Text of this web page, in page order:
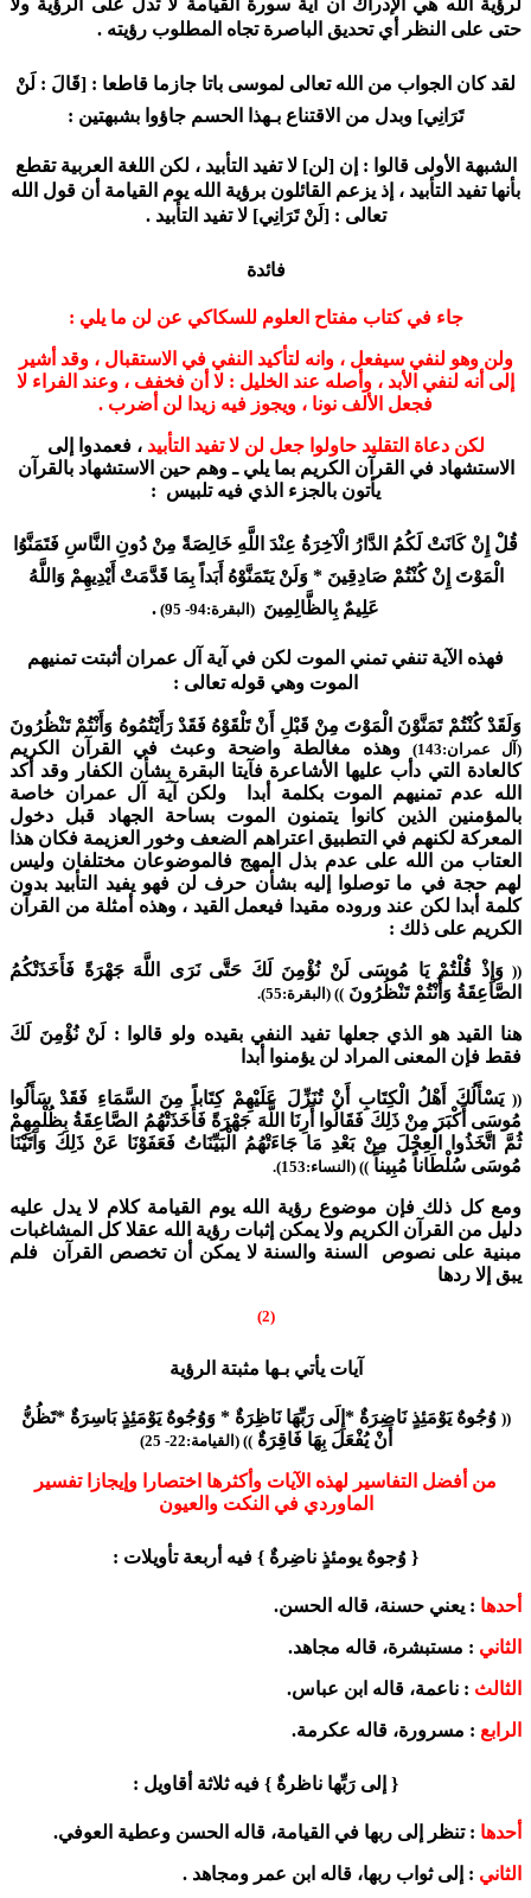
حتى على النظر أي تحديق الباصرة تجاه المطلوب رؤيته .
لقد كان الجواب من الله تعالى لموسى باتا جازما قاطعا : [قَالَ : لَنْ
تَرَانِي] وبدل من الاقتناع بـهذا الحسم جاؤوا بشبهتين :
الشبهة الأولى قالوا : إن [لن] لا تفيد التأبيد ، لكن اللغة العربية تقطع
بأنها تفيد التأبيد ، إذ يزعم القائلون برؤية الله يوم القيامة أن قول الله
تعالى : [لَنْ تَرَانِي] لا تفيد التأبيد .
فائدة
جاء في كتاب مفتاح العلوم للسكاكي عن لن ما يلي :
ولن وهو لنفي سيفعل ، وانه لتأكيد النفي في الاستقبال ، وقد أشير
إلى أنه لنفي الأبد ، وأصله عند الخليل : لا أن فخفف ، وعند الفراء لا
فجعل الألف نونا ، ويجوز فيه زيدا لن أضرب .
لكن دعاة التقليد حاولوا جعل لن لا تفيد التأبيد ، فعمدوا إلى
الاستشهاد في القرآن الكريم بما يلي ـ وهم حين الاستشهاد بالقرآن
يأتون بالجزء الذي فيه تلبيس :
قُلْ إِنْ كَانَتْ لَكُمُ الدَّارُ الْآخِرَةُ عِنْدَ اللَّهِ خَالِصَةً مِنْ دُونِ النَّاسِ فَتَمَنَّوُا
الْمَوْتَ إِنْ كُنْتُمْ صَادِقِينَ * وَلَنْ يَتَمَنَّوْهُ أَبَداً بِمَا قَدَّمَتْ أَيْدِيهِمْ وَاللَّهُ
عَلِيمٌ بِالظَّالِمِينَ (البقرة:94- 95) .
فهذه الآية تنفي تمني الموت لكن في آية آل عمران أثبتت تمنيهم
الموت وهي قوله تعالى :
وَلَقَدْ كُنْتُمْ تَمَنَّوْنَ الْمَوْتَ مِنْ قَبْلِ أَنْ تَلْقَوْهُ فَقَدْ رَأَيْتُمُوهُ وَأَنْتُمْ تَنْظُرُونَ
(آل عمران:143)
وهذه مغالطة واضحة وعبث في القرآن الكريم
كالعادة التي دأب عليها الأشاعرة فآيتا البقرة بِشأن الكفار وقد أكد
الله عدم تمنيهم الموت بكلمة أبدا ولكن آية آل عمران خاصة
بالمؤمنين الذين كانوا يتمنون الموت بساحة الجهاد قبل دخول
المعركة لكنهم في التطبيق اعتراهم الضعف وخور العزيمة فكان هذا
العتاب من الله على عدم بذل المهج فالموضوعان مختلفان وليس
لهم حجة في ما توصلوا إليه بشأن حرف لن فهو يفيد التأبيد بدون
كلمة أبدا لكن عند وروده مقيدا فيعمل القيد ، وهذه أمثلة من القرآن
الكريم على ذلك :
(( وَإِذْ قُلْتُمْ يَا مُوسَى لَنْ نُؤْمِنَ لَكَ حَتَّى نَرَى اللَّهَ جَهْرَةً فَأَخَذَتْكُمُ
الصَّاعِقَةُ وَأَنْتُمْ تَنْظُرُونَ )) (البقرة:55).
هنا القيد هو الذي جعلها تفيد النفي بقيده ولو قالوا : لَنْ نُؤْمِنَ لَكَ
فقط فإن المعنى المراد لن يؤمنوا أبدا
(( يَسْأَلُكَ أَهْلُ الْكِتَابِ أَنْ تُنَزِّلَ عَلَيْهِمْ كِتَاباً مِنَ السَّمَاءِ فَقَدْ سَأَلُوا
مُوسَى أَكْبَرَ مِنْ ذَلِكَ فَقَالُوا أَرِنَا اللَّهَ جَهْرَةً فَأَخَذَتْهُمُ الصَّاعِقَةُ بِظُلْمِهِمْ
ثُمَّ اتَّخَذُوا الْعِجْلَ مِنْ بَعْدِ مَا جَاءَتْهُمُ الْبَيِّنَاتُ فَعَفَوْنَا عَنْ ذَلِكَ وَآتَيْنَا
مُوسَى سُلْطَاناً مُبِيناً )) (النساء:153).
ومع كل ذلك فإن موضوع رؤية الله يوم القيامة كلام لا يدل عليه
دليل من القرآن الكريم ولا يمكن إثبات رؤية الله عقلا كل المشاغبات
مبنية على نصوص السنة والسنة لا يمكن أن تخصص القرآن فلم
يبق إلا ردها
(2)
آيات يأتي بـها مثبتة الرؤية
(( وُجُوهٌ يَوْمَئِذٍ نَاضِرَةٌ *إِلَى رَبِّهَا نَاظِرَةٌ * وَوُجُوهٌ يَوْمَئِذٍ بَاسِرَةٌ *تَظُنُّ
أَنْ يُفْعَلَ بِهَا فَاقِرَةٌ)) (القيامة:22- 25)
من أفضل التفاسير لهذه الآيات وأكثرها اختصارا وإيجازا تفسير
الماوردي في النكت والعيون
{ وُجوهٌ يومئذٍ ناضِرةٌ } فيه أربعة تأويلات :
أحدها : يعني حسنة، قاله الحسن.
الثاني : مستبشرة، قاله مجاهد.
الثالث : ناعمة، قاله ابن عباس.
الرابع : مسرورة، قاله عكرمة.
{ إلى رَبِّها ناظرةٌ } فيه ثلاثة أقاويل :
أحدها : تنظر إلى ربها في القيامة، قاله الحسن وعطية العوفي.
الثاني : إلى ثواب ربها، قاله ابن عمر ومجاهد .